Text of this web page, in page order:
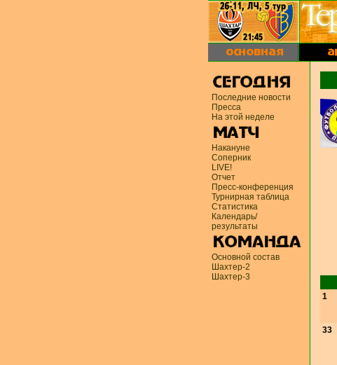
Последние новости
Пресса
На этой неделе
Накануне
Соперник
LIVE!
Отчет
Пресс-конференция
Турнирная таблица
Статистика
Календарь/
результаты
Основной состав
Шахтер-2
Шахтер-3
1
33